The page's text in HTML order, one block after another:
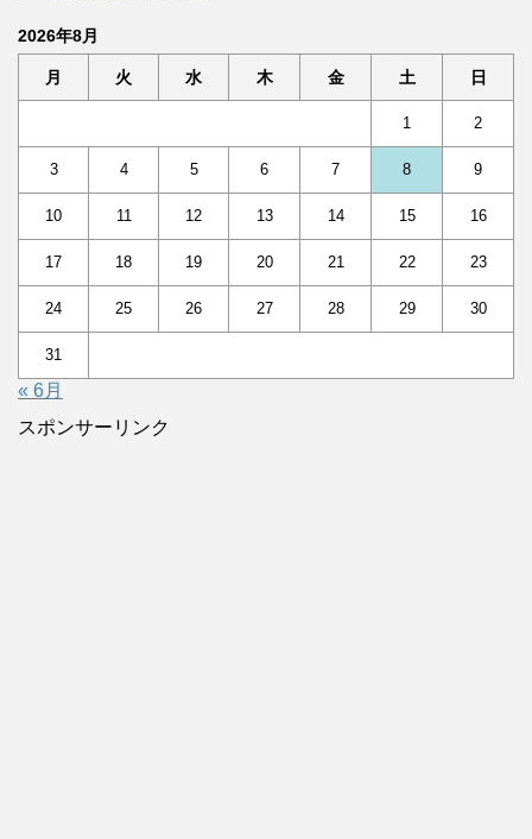
2026年8月
月 火 水 木 金 土 日
1 2
3 4 5 6 7 8 9
10 11 12 13 14 15 16
17 18 19 20 21 22 23
24 25 26 27 28 29 30
31
« 6月
スポンサーリンク